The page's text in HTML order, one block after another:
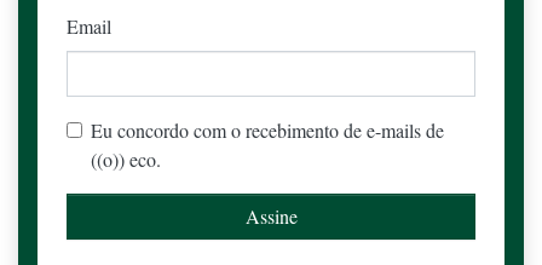
Email
Eu concordo com o recebimento de e-mails de
((o)) eco.